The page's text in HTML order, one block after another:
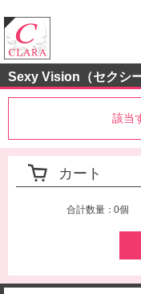
Sexy Vision（セクシ
該当
カート
合計数量：0個